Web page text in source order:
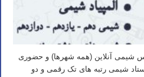
آنلاین (همه شهرها) و حضوری
شیمی رتبه های تک رقمی و دو